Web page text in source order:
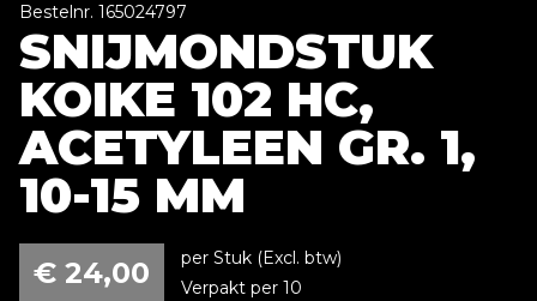
Bestelnr. 165024797
SNIJMONDSTUK
KOIKE 102 HC,
ACETYLEEN GR. 1,
10-15 MM
€ 24,00
per Stuk (Excl. btw)
Verpakt per 10